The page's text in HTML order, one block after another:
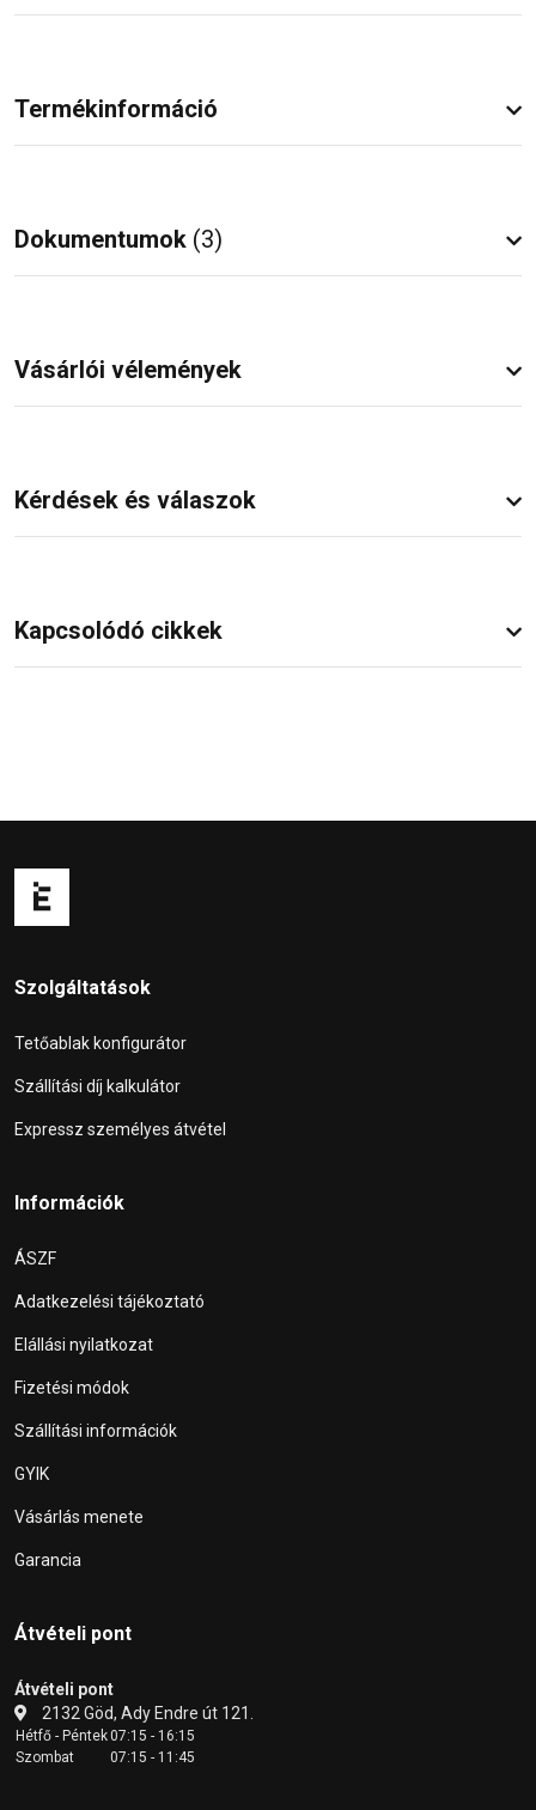
Termékinformáció
Dokumentumok (3)
Vásárlói vélemények
Kérdések és válaszok
Kapcsolódó cikkek
Szolgáltatások
Tetőablak konfigurátor
Szállítási díj kalkulátor
Expressz személyes átvétel
Információk
ÁSZF
Adatkezelési tájékoztató
Elállási nyilatkozat
Fizetési módok
Szállítási információk
GYIK
Vásárlás menete
Garancia
Átvételi pont
Átvételi pont
2132 Göd, Ady Endre út 121.
Hétfő - Péntek07:15 - 16:15
Szombat
07:15 - 11:45